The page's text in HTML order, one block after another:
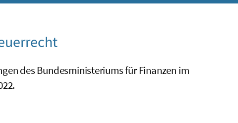
des Bundesministeriums für Finanzen im